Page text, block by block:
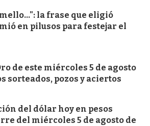
la frase que eligió
en pilusos para festejar el
de este miércoles 5 de agosto
sorteados, pozos y aciertos
del dólar hoy en pesos
del miércoles 5 de agosto de